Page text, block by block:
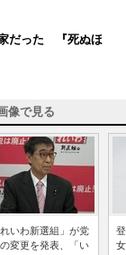
だった 『死ぬほ
像で見る
れいわ新選組」が党
変更を発表、「い